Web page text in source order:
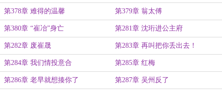
第378章 难得的温馨 第379章 翁太傅
第380章 “崔冶”身亡 第281章 沈珩进公主府
第282章 废崔晟 第283章 再叫把你丢出去！
第284章 我们情投意合 第285章 红梅
第286章 老早就想揍你了 第287章 吴州反了